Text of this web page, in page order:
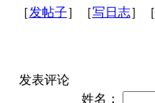
［发帖子］［写日志］［
发表评论
姓名：